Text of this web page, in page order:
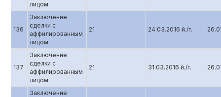
лицом
136
Заключение
сделки с
аффилированным
лицом
21 24.03.2016 й./г.
137
Заключение
сделки с
аффилированным
лицом
21 31.03.2016 й./г.
Заключение